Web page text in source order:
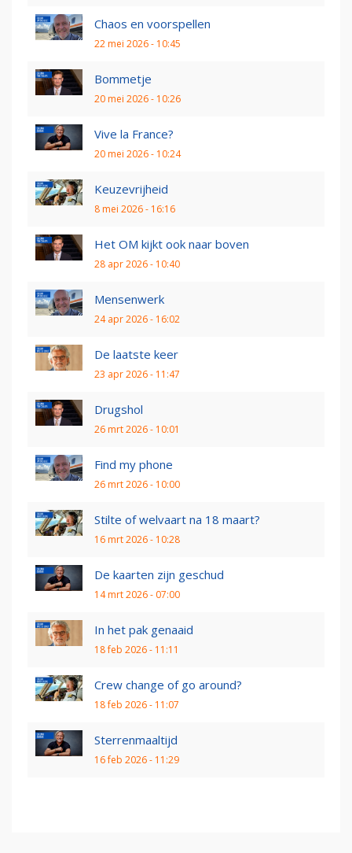
Chaos en voorspellen
22 mei 2026 - 10:45
Bommetje
20 mei 2026 - 10:26
Vive la France?
20 mei 2026 - 10:24
Keuzevrijheid
8 mei 2026 - 16:16
Het OM kijkt ook naar boven
28 apr 2026 - 10:40
Mensenwerk
24 apr 2026 - 16:02
De laatste keer
23 apr 2026 - 11:47
Drugshol
26 mrt 2026 - 10:01
Find my phone
26 mrt 2026 - 10:00
Stilte of welvaart na 18 maart?
16 mrt 2026 - 10:28
De kaarten zijn geschud
14 mrt 2026 - 07:00
In het pak genaaid
18 feb 2026 - 11:11
Crew change of go around?
18 feb 2026 - 11:07
Sterrenmaaltijd
16 feb 2026 - 11:29